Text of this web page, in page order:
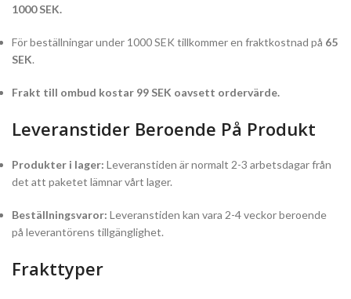
1000 SEK.
För beställningar under 1000 SEK tillkommer en fraktkostnad på 65
SEK.
Frakt till ombud kostar 99 SEK oavsett ordervärde.
Leveranstider Beroende På Produkt
Produkter i lager: Leveranstiden är normalt 2-3 arbetsdagar från
det att paketet lämnar vårt lager.
Beställningsvaror: Leveranstiden kan vara 2-4 veckor beroende
på leverantörens tillgänglighet.
Frakttyper